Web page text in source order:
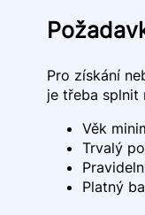
Pro získání
je třeba splnit
Věk
Trvalý
Platný